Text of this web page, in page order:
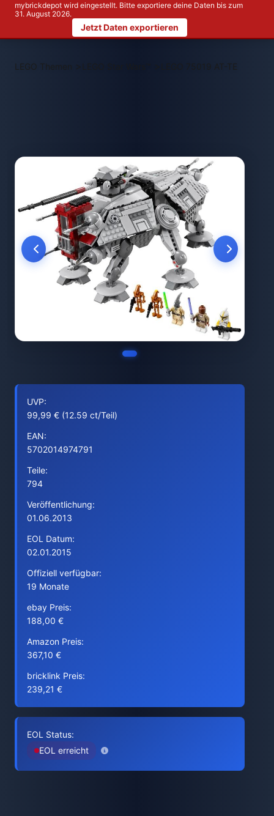
mybrickdepot wird eingestellt. Bitte exportiere deine Daten bis zum
31. August 2026.
Jetzt Daten exportieren
LEGO Themen > LEGO 75019 AT-TE
UVP:
99,99 € (12.59 ct/Teil)
EAN:
5702014974791
Teile:
794
Veröffentlichung:
01.06.2013
EOL Datum:
02.01.2015
Offiziell verfügbar:
19 Monate
ebay Preis:
188,00 €
Amazon Preis:
367,10 €
bricklink Preis:
239,21 €
EOL Status:
EOL erreicht